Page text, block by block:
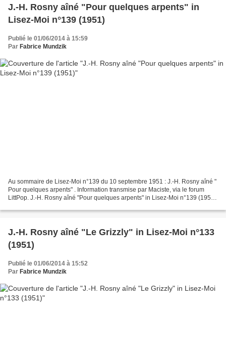
J.-H. Rosny aîné "Pour quelques arpents" in
Lisez-Moi n°139 (1951)
Publié le 01/06/2014 à 15:59
Par Fabrice Mundzik
Au sommaire de Lisez-Moi n°139 du 10 septembre 1951 : J.-H. Rosny aîné "
Pour quelques arpents" . Information transmise par Maciste, via le forum
LittPop. J.-H. Rosny aîné "Pour quelques arpents" in Lisez-Moi n°139 (1951)
J.-H. Rosny aîné "Le Grizzly" in Lisez-Moi n°133
(1951)
Publié le 01/06/2014 à 15:52
Par Fabrice Mundzik